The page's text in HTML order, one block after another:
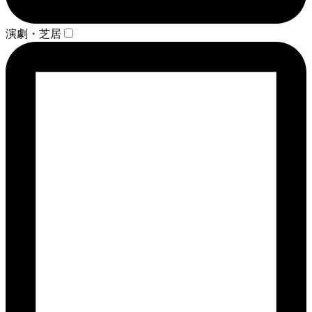
演劇・芝居